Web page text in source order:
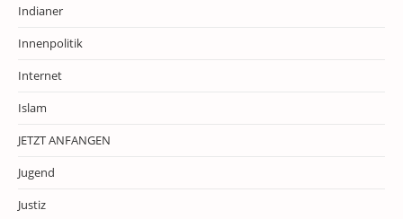
Indianer
Innenpolitik
Internet
Islam
JETZT ANFANGEN
Jugend
Justiz